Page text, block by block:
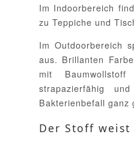
Im Indoorbereich
zu Teppiche und
Im Outdoorbereich
aus. Brillanten
mit
strapazierfähig
Bakterienbefall ganz
Der Stoff weist